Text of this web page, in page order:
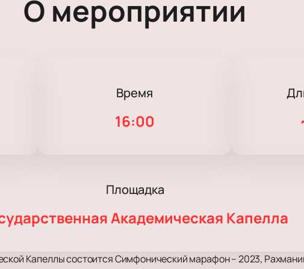
О мероприятии
Время
16:00
Площадка
Академическая Капелла
Капеллы состоится Симфонический марафон – 2023,